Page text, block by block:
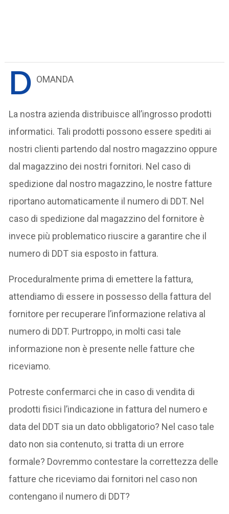
D OMANDA
La nostra azienda distribuisce all’ingrosso prodotti
informatici. Tali prodotti possono essere spediti ai
nostri clienti partendo dal nostro magazzino oppure
dal magazzino dei nostri fornitori. Nel caso di
spedizione dal nostro magazzino, le nostre fatture
riportano automaticamente il numero di DDT. Nel
caso di spedizione dal magazzino del fornitore è
invece più problematico riuscire a garantire che il
numero di DDT sia esposto in fattura.
Proceduralmente prima di emettere la fattura,
attendiamo di essere in possesso della fattura del
fornitore per recuperare l’informazione relativa al
numero di DDT. Purtroppo, in molti casi tale
informazione non è presente nelle fatture che
riceviamo.
Potreste confermarci che in caso di vendita di
prodotti fisici l’indicazione in fattura del numero e
data del DDT sia un dato obbligatorio? Nel caso tale
dato non sia contenuto, si tratta di un errore
formale? Dovremmo contestare la correttezza delle
fatture che riceviamo dai fornitori nel caso non
contengano il numero di DDT?